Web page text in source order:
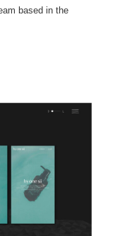
based in the